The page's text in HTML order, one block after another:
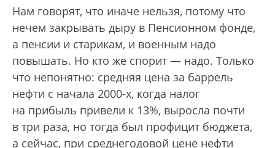
Нам говорят, что иначе нельзя, потому что
нечем закрывать дыру в Пенсионном фонде,
а пенсии и старикам, и военным надо
повышать. Но кто же спорит — надо. Только
что непонятно: средняя цена за баррель
нефти с начала 2000-х, когда налог
на прибыль привели к 13%, выросла почти
в три раза, но тогда был профицит бюджета,
а сейчас, при среднегодовой цене нефти